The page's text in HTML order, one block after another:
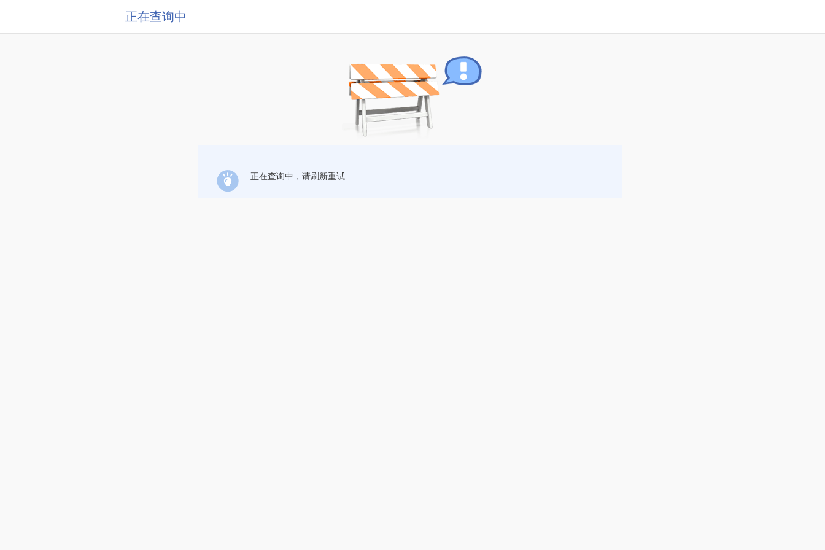
正在查询中
正在查询中，请刷新重试